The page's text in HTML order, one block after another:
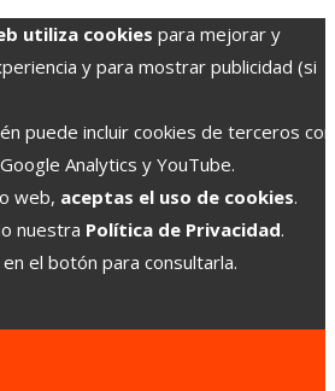
utiliza cookies para mejorar y
y para mostrar publicidad (si
puede incluir cookies de terceros
Analytics y YouTube.
web, aceptas el uso de cookies.
nuestra Política de Privacidad.
el botón para consultarla.